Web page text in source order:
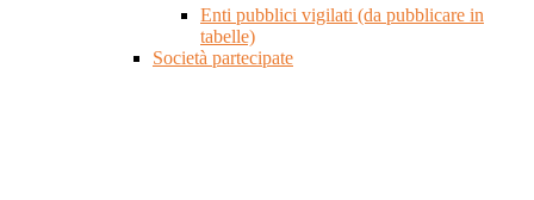
Enti pubblici vigilati (da pubblicare in
tabelle)
Società partecipate